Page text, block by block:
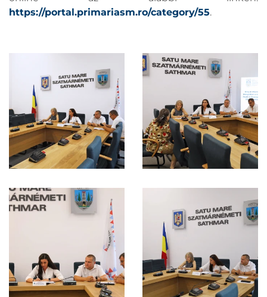
https://portal.primariasm.ro/category/55.